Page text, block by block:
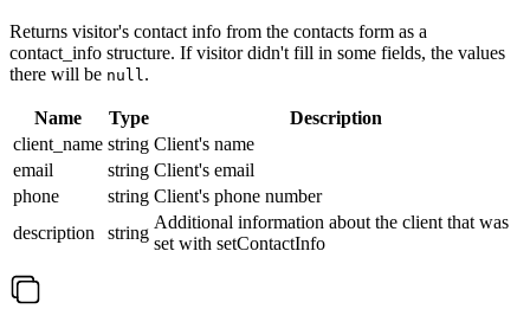
Returns visitor's contact info from the contacts form as a
contact_info structure. If visitor didn't fill in some fields, the values
there will be null.
Name Type
Description
client_name string Client's name
email
string Client's email
phone
string Client's phone number
description
string
Additional information about the client that was
set with setContactInfo